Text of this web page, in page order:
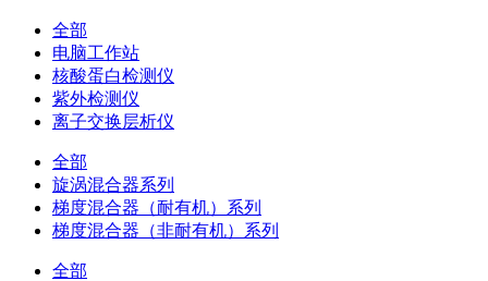
全部
电脑工作站
核酸蛋白检测仪
紫外检测仪
离子交换层析仪
全部
旋涡混合器系列
梯度混合器（耐有机）系列
梯度混合器（非耐有机）系列
全部